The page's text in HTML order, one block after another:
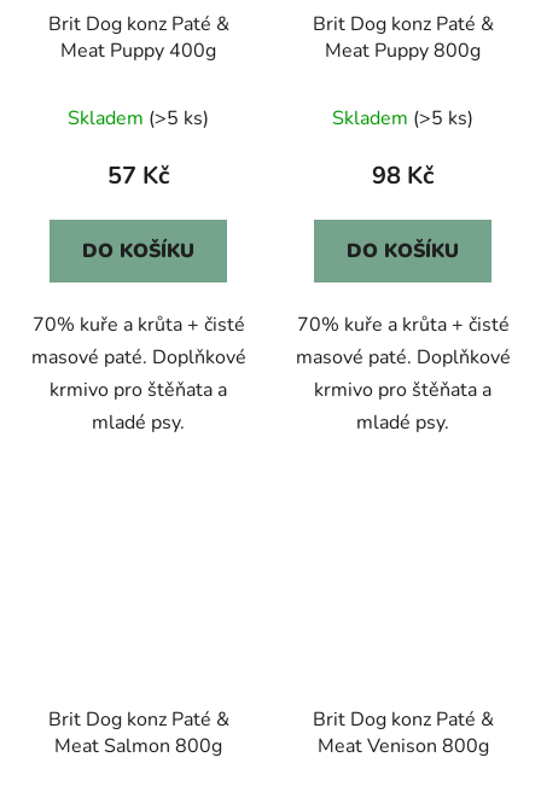
Brit Dog konz Paté &
Meat Puppy 400g
Skladem (>5 ks)
57 Kč
DO KOŠÍKU
70% kuře a krůta + čisté
masové paté. Doplňkové
krmivo pro štěňata a
mladé psy.
Brit Dog konz Paté &
Meat Puppy 800g
Skladem (>5 ks)
98 Kč
DO KOŠÍKU
70% kuře a krůta + čisté
masové paté. Doplňkové
krmivo pro štěňata a
mladé psy.
Brit Dog konz Paté &
Meat Salmon 800g
Brit Dog konz Paté &
Meat Venison 800g